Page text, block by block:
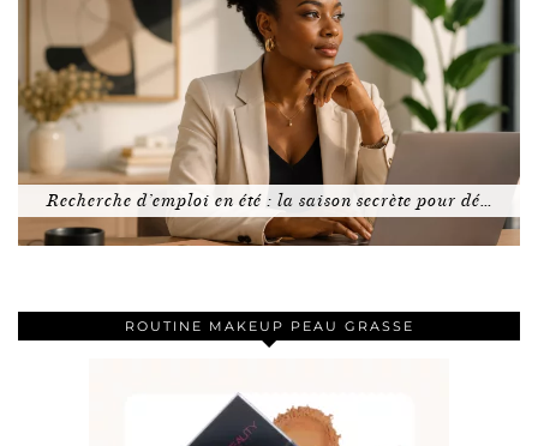
Recherche d’emploi en été : la saison secrète pour dé…
ROUTINE MAKEUP PEAU GRASSE